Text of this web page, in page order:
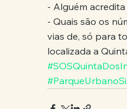
- Alguém
- Quais são os
vias de, só para
localizada a